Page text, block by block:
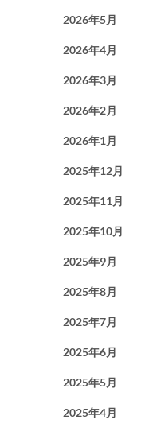
2026年5月
2026年4月
2026年3月
2026年2月
2026年1月
2025年12月
2025年11月
2025年10月
2025年9月
2025年8月
2025年7月
2025年6月
2025年5月
2025年4月